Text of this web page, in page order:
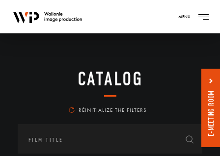
MENU
CATALOG
RÉINITIALIZE THE FILTERS E-MEETING ROOM